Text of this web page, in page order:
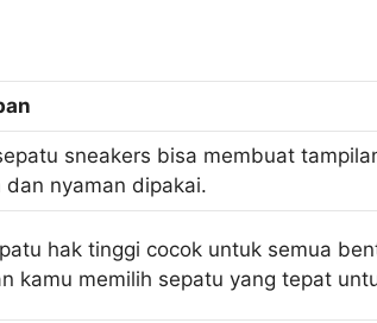
sneakers bisa membuat
dan nyaman dipakai.
hak tinggi cocok untuk semua
kamu memilih sepatu yang tepat